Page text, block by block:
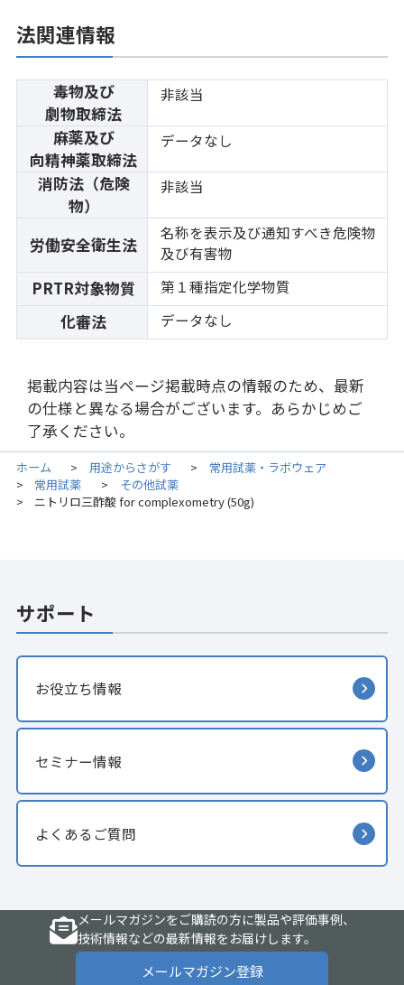
法関連情報
毒物及び
劇物取締法
非該当
麻薬及び
向精神薬取締法
データなし
消防法（危険
物）
非該当
労働安全衛生法
名称を表示及び通知すべき危険物
及び有害物
PRTR対象物質 第１種指定化学物質
化審法 データなし
掲載内容は当ページ掲載時点の情報のため、最新
の仕様と異なる場合がございます。あらかじめご
了承ください。
ホーム > 用途からさがす > 常用試薬・ラボウェア
> 常用試薬 > その他試薬
> ニトリロ三酢酸 for complexometry (50g)
サポート
お役立ち情報
セミナー情報
よくあるご質問
メールマガジンをご購読の方に製品や評価事例、
技術情報などの最新情報をお届けします。
メールマガジン登録